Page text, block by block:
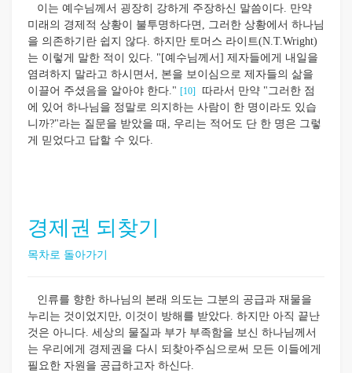
이는 예수님께서 굉장히 강하게 주장하신 말씀이다. 만약
미래의 경제적 상황이 불투명하다면, 그러한 상황에서 하나님
을 의존하기란 쉽지 않다. 하지만 토머스 라이트(N.T.Wright)
는 이렇게 말한 적이 있다. "[예수님께서] 제자들에게 내일을
염려하지 말라고 하시면서, 본을 보이심으로 제자들의 삶을
이끌어 주셨음을 알아야 한다." [10]
따라서 만약 "그러한 점
에 있어 하나님을 정말로 의지하는 사람이 한 명이라도 있습
니까?"라는 질문을 받았을 때, 우리는 적어도 단 한 명은 그렇
게 믿었다고 답할 수 있다.
경제권 되찾기
목차로 돌아가기
인류를 향한 하나님의 본래 의도는 그분의 공급과 재물을
누리는 것이었지만, 이것이 방해를 받았다. 하지만 아직 끝난
것은 아니다. 세상의 물질과 부가 부족함을 보신 하나님께서
는 우리에게 경제권을 다시 되찾아주심으로써 모든 이들에게
필요한 자원을 공급하고자 하신다.